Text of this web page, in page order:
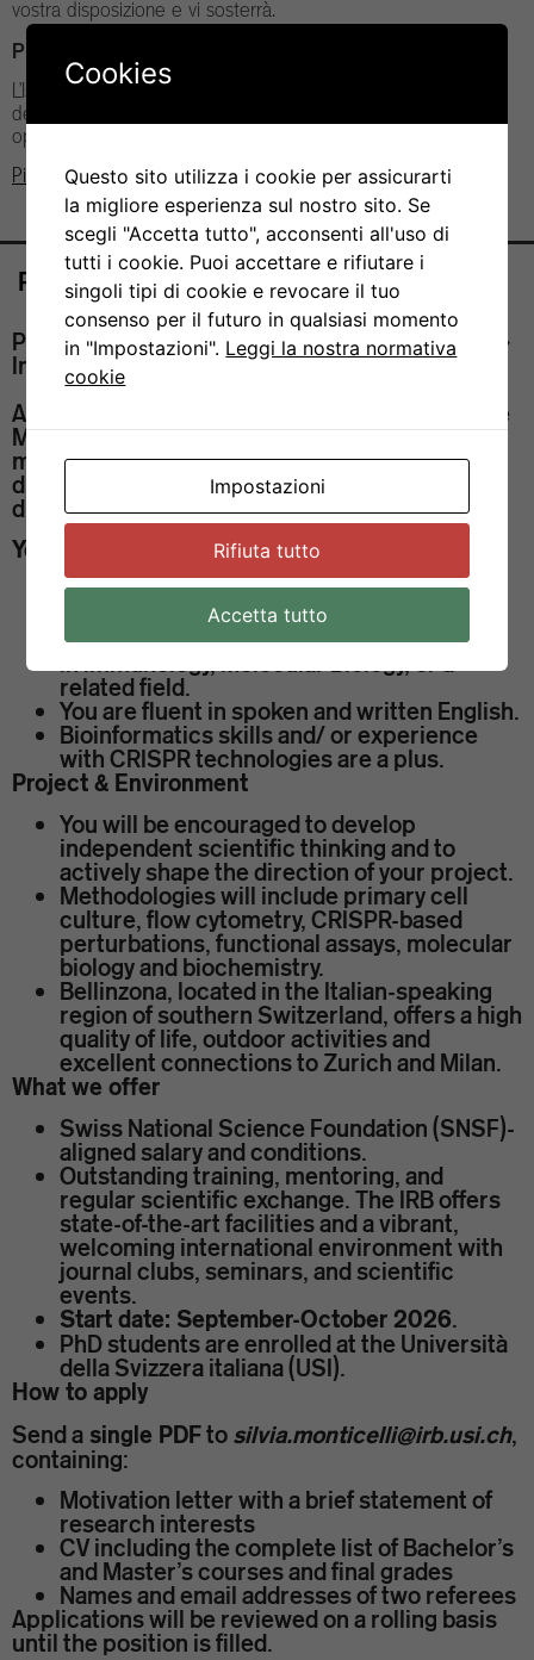
vostra disposizione e vi sosterrà.
Piano per la parità di genere
L’Istituto di Ricerca in Biomedicina mira a stabilire una cultura
del rispetto, a promuovere la diversità e a migliorare le pari
opportunità.
Piano per la parità di genere dell’IRB
Posizioni aperte
PhD Student position in Molecular
Immunology (Dr. Silvia Monticelli)
A funded PhD student position is available in the
Molecular Immunology lab to explore molecular
mechanisms controlling immune-cell
differentiation and function in health and
disease, with a focus on human T cells.
Your profile
You are highly motivated and excited about
developing scientific independence.
You recently completed a Master’s degree
related field.
You are fluent in spoken and written English.
Bioinformatics skills and/ or experience
with CRISPR technologies are a plus.
Project & Environment
You will be encouraged to develop
independent scientific thinking and to
actively shape the direction of your project.
Methodologies will include primary cell
culture, flow cytometry, CRISPR-based
perturbations, functional assays, molecular
biology and biochemistry.
Bellinzona, located in the Italian-speaking
region of southern Switzerland, offers a high
quality of life, outdoor activities and
excellent connections to Zurich and Milan.
What we offer
Swiss National Science Foundation (SNSF)-
aligned salary and conditions.
Outstanding training, mentoring, and
regular scientific exchange. The IRB offers
state-of-the-art facilities and a vibrant,
welcoming international environment with
journal clubs, seminars, and scientific
events.
Start date: September-October 2026.
PhD students are enrolled at the Università
della Svizzera italiana (USI).
How to apply
Send a single PDFto silvia.monticelli@irb.usi.ch,
containing:
Motivation letter with a brief statement of
research interests
CV including the complete list of Bachelor’s
and Master’s courses and final grades
Names and email addresses of two referees
Applications will be reviewed on a rolling basis
until the position is filled.
Cookies
Questo sito utilizza i cookie per assicurarti
la migliore esperienza sul nostro sito. Se
scegli "Accetta tutto", acconsenti all'uso di
tutti i cookie. Puoi accettare e rifiutare i
singoli tipi di cookie e revocare il tuo
consenso per il futuro in qualsiasi momento
in "Impostazioni". Leggi la nostra normativa
cookie
Impostazioni
Rifiuta tutto
Accetta tutto